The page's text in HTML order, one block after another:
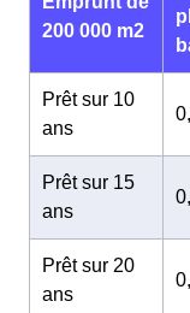
200 000 m2
Prêt sur 10
ans
Prêt sur 15
ans
Prêt sur 20
ans